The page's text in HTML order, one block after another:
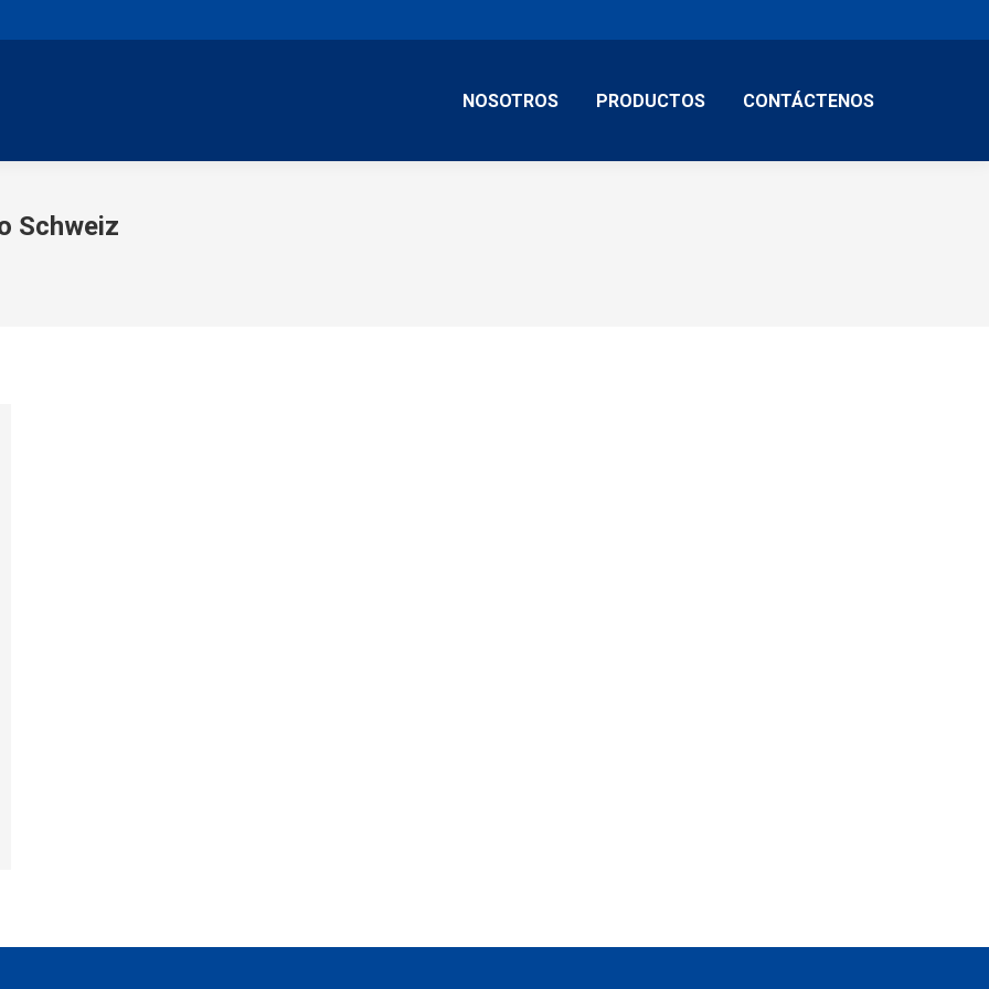
NOSOTROS PRODUCTOS CONTÁCTENOS
Schweiz